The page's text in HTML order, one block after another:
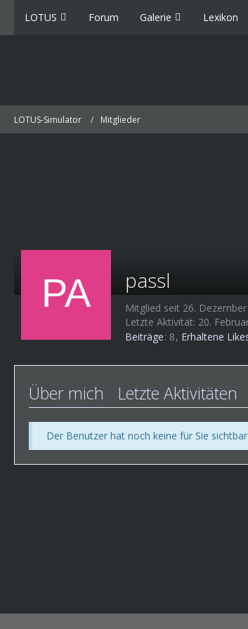
LOTUS Forum Galerie Lexikon
LOTUS-Simulator Mitglieder
passl
Mitglied seit 26.
Letzte Aktivität: 20.
Beiträge 8 Erhaltene
Über mich Letzte Aktivitäten
Der Benutzer hat noch keine für Sie